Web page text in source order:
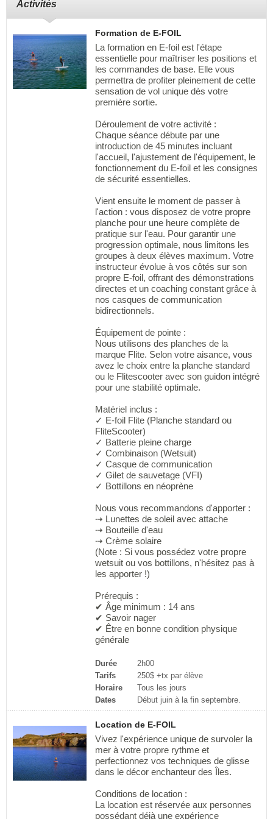
Activités
Formation de E-FOIL
La formation en E-foil est l'étape
essentielle pour maîtriser les positions et
les commandes de base. Elle vous
permettra de profiter pleinement de cette
sensation de vol unique dès votre
première sortie.
Déroulement de votre activité :
Chaque séance débute par une
introduction de 45 minutes incluant
l'accueil, l'ajustement de l'équipement, le
fonctionnement du E-foil et les consignes
de sécurité essentielles.
Vient ensuite le moment de passer à
l'action : vous disposez de votre propre
planche pour une heure complète de
pratique sur l'eau. Pour garantir une
progression optimale, nous limitons les
groupes à deux élèves maximum. Votre
instructeur évolue à vos côtés sur son
propre E-foil, offrant des démonstrations
directes et un coaching constant grâce à
nos casques de communication
bidirectionnels.
Équipement de pointe :
Nous utilisons des planches de la
marque Flite. Selon votre aisance, vous
avez le choix entre la planche standard
ou le Flitescooter avec son guidon intégré
pour une stabilité optimale.
Matériel inclus :
✓ E-foil Flite (Planche standard ou
FliteScooter)
✓ Batterie pleine charge
✓ Combinaison (Wetsuit)
✓ Casque de communication
✓ Gilet de sauvetage (VFI)
✓ Bottillons en néoprène
Nous vous recommandons d'apporter :
⇢ Lunettes de soleil avec attache
⇢ Bouteille d'eau
⇢ Crème solaire
(Note : Si vous possédez votre propre
wetsuit ou vos bottillons, n'hésitez pas à
les apporter !)
Prérequis :
✔ Âge minimum : 14 ans
✔ Savoir nager
✔ Être en bonne condition physique
générale
Durée
2h00
Tarifs
250$ +tx par élève
Horaire
Tous les jours
Dates
Début juin à la fin septembre.
Location de E-FOIL
Vivez l'expérience unique de survoler la
mer à votre propre rythme et
perfectionnez vos techniques de glisse
dans le décor enchanteur des Îles.
Conditions de location :
La location est réservée aux personnes
possédant déjà une expérience